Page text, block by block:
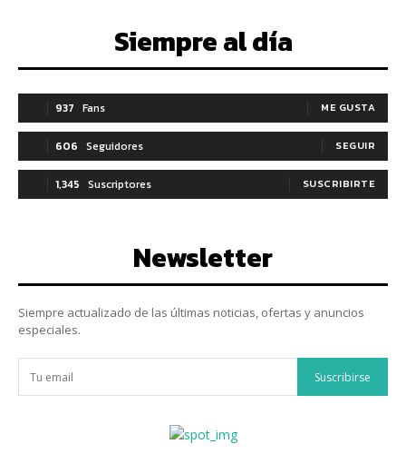
Siempre al día
937 Fans ME GUSTA
606 Seguidores SEGUIR
1,345 Suscriptores SUSCRIBIRTE
Newsletter
Siempre actualizado de las últimas noticias, ofertas y anuncios
especiales.
Suscribirse